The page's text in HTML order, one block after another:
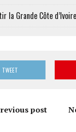
la Grande Côte d’Ivoire
TWEET
post